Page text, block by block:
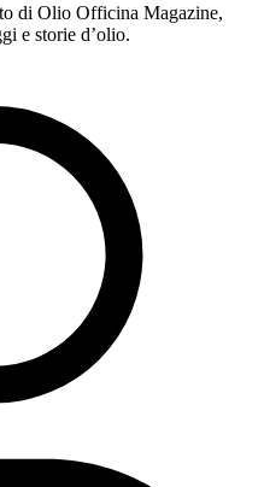
di Olio Officina Magazine,
e storie d’olio.